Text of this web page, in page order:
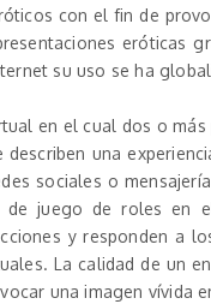
con el fin de
eróticas
su uso se ha
en el cual dos o
una
sociales o
juego de roles en
y responden a
La calidad de un
una imagen vívida